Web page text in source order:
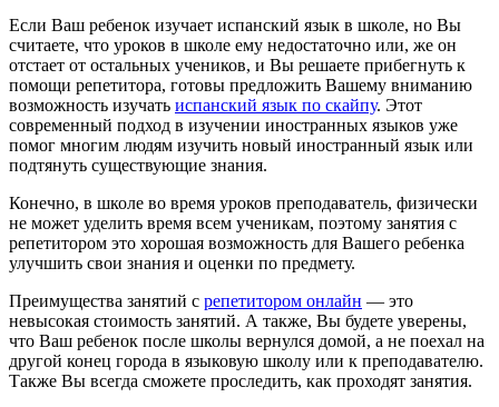
Если Ваш ребенок изучает испанский язык в школе, но Вы
считаете, что уроков в школе ему недостаточно или, же он
отстает от остальных учеников, и Вы решаете прибегнуть к
помощи репетитора, готовы предложить Вашему вниманию
возможность изучать испанский язык по скайпу. Этот
современный подход в изучении иностранных языков уже
помог многим людям изучить новый иностранный язык или
подтянуть существующие знания.
Конечно, в школе во время уроков преподаватель, физически
не может уделить время всем ученикам, поэтому занятия с
репетитором это хорошая возможность для Вашего ребенка
улучшить свои знания и оценки по предмету.
Преимущества занятий с репетитором онлайн — это
невысокая стоимость занятий. А также, Вы будете уверены,
что Ваш ребенок после школы вернулся домой, а не поехал на
другой конец города в языковую школу или к преподавателю.
Также Вы всегда сможете проследить, как проходят занятия.